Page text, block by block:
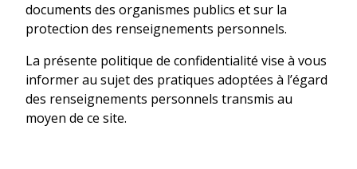
documents des organismes publics et sur la
protection des renseignements personnels.
La présente politique de confidentialité vise à vous
informer au sujet des pratiques adoptées à l’égard
des renseignements personnels transmis au
moyen de ce site.